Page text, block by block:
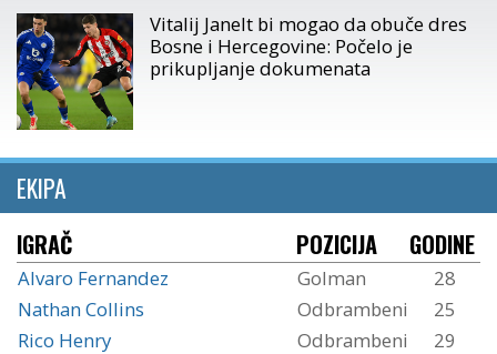
Vitalij Janelt bi mogao da obuče dres
Bosne i Hercegovine: Počelo je
prikupljanje dokumenata
EKIPA
IGRAČ POZICIJA GODINE
Alvaro Fernandez Golman
28
Nathan Collins
Odbrambeni
25
Rico Henry
Odbrambeni
29